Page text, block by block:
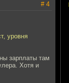
# 4
уровня
зарплаты там
Хотя и